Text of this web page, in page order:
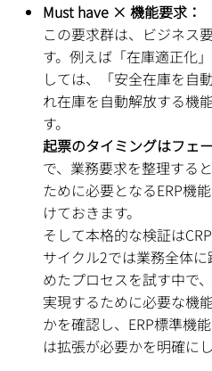
Must have × 機能要求：
この要求群は、ビジネス
す。例えば「在庫適正化
しては、「安全在庫を自
れ在庫を自動解放する機
す。
起票のタイミングはフェ
で、業務要求を整理する
ために必要となるERP機
けておきます。
そして本格的な検証は
サイクル2では業務全体
めたプロセスを試す中で
実現するために必要な機
かを確認し、ERP標準機
は拡張が必要かを明確に